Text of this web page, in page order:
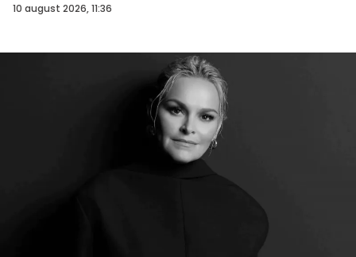
10 august 2026, 11:36